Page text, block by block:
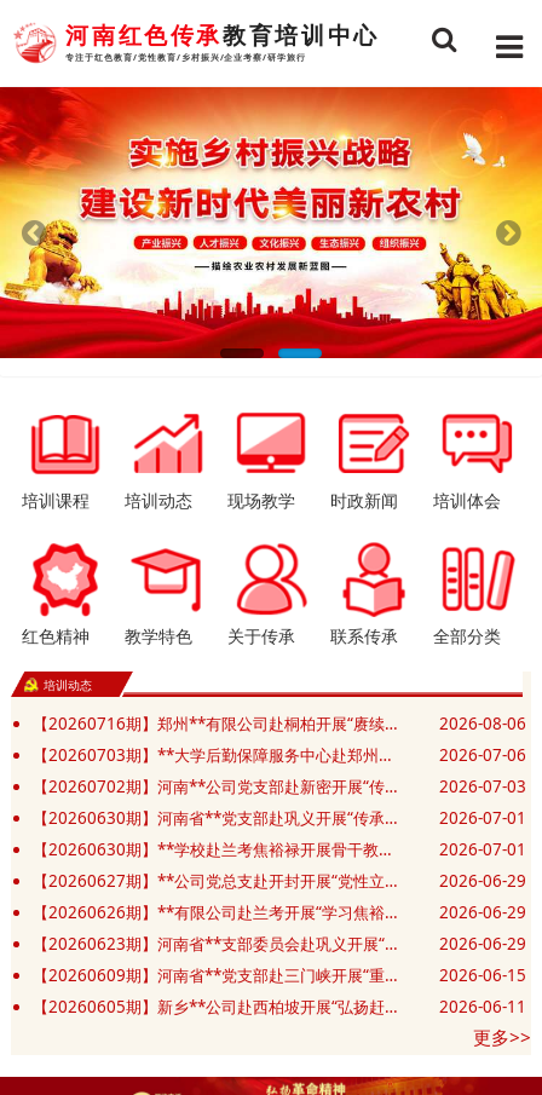
河南红色传承教育培训中心
专注于红色教育/党性教育/乡村振兴/企业考察/研学旅行
培训课程 培训动态 现场教学 时政新闻 培训体会
红色精神 教学特色 关于传承 联系传承 全部分类
培训动态
【20260716期】郑州**有限公司赴桐柏开展“赓续红色血脉 汲取奋进力量”党性修养专题培训班
2026-08-06
【20260703期】**大学后勤保障服务中心赴郑州开展“赓续精神践初心 实干笃行勇担当”主题党日活动
2026-07-06
【20260702期】河南**公司党支部赴新密开展“传承豫西抗战精神 筑牢党建应急先锋”主题党日活动
2026-07-03
【20260630期】河南省**党支部赴巩义开展“传承抗战精神 砥砺奋进新征程”庆七一主题党日活动
2026-07-01
【20260630期】**学校赴兰考焦裕禄开展骨干教师和班主任业务能力提升培训班
2026-07-01
【20260627期】**公司党总支赴开封开展“党性立身践政绩 清正廉洁葆底色”主题党日活动
2026-06-29
【20260626期】**有限公司赴兰考开展“学习焦裕禄精神 锤炼坚强党性”主题教育活动
2026-06-29
【20260623期】河南省**支部委员会赴巩义开展“党建共建凝合力 清风廉洁筑防线”主题党日活动
2026-06-29
【20260609期】河南省**党支部赴三门峡开展“重走长征红色足迹 赓续初心薪火相传”主题党日活动
2026-06-15
【20260605期】新乡**公司赴西柏坡开展“弘扬赶考精神 砥砺实干作风”红色教育培训班
2026-06-11
更多>>